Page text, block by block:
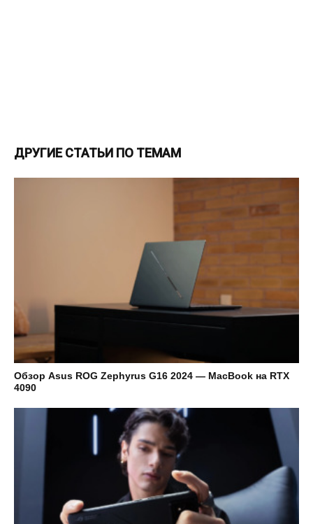
ДРУГИЕ СТАТЬИ ПО ТЕМАМ
Обзор Asus ROG Zephyrus G16 2024 — MacBook на RTX
4090